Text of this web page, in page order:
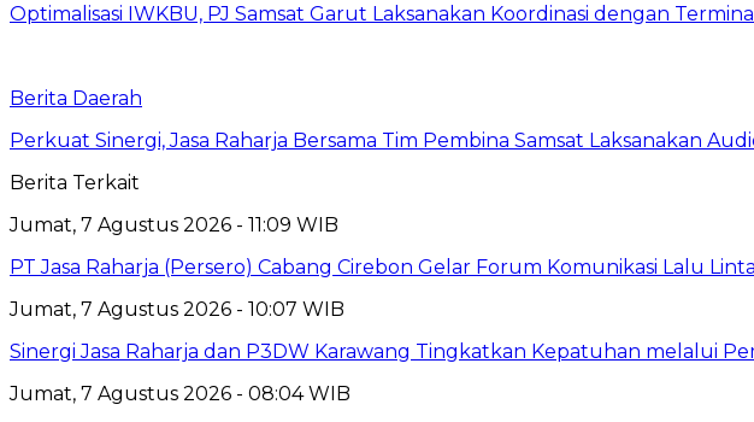
Optimalisasi IWKBU, PJ Samsat Garut Laksanakan Koordinasi dengan
Berita Daerah
Perkuat Sinergi, Jasa Raharja Bersama Tim Pembina Samsat Laksanakan
Berita Terkait
Jumat, 7 Agustus 2026 - 11:09 WIB
PT Jasa Raharja (Persero) Cabang Cirebon Gelar Forum Komunikasi Lalu
Jumat, 7 Agustus 2026 - 10:07 WIB
Sinergi Jasa Raharja dan P3DW Karawang Tingkatkan Kepatuhan melalui
Jumat, 7 Agustus 2026 - 08:04 WIB